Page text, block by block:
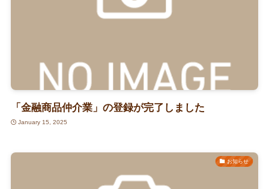
「金融商品仲介業」の登録が完了しました
January 15, 2025
お知らせ